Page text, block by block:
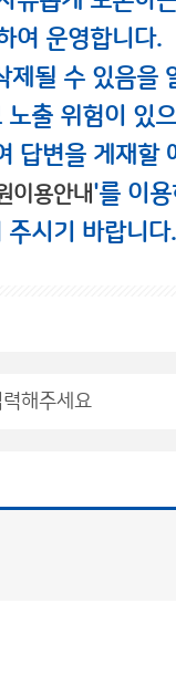
여 운영합니다.
제될 수 있음을
출 위험이 있
답변을 게재할
이용안내'를 이
시기 바랍니다.